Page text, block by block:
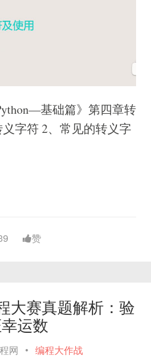
基础篇》第四章转
字符 2、常见的转义字
赞
大赛真题解析：验
运数
网 • 编程大作战